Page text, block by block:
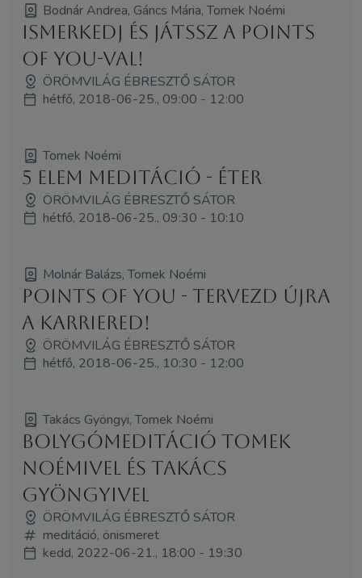
Bodnár Andrea, Gáncs Mária, Tomek Noémi
Ismerkedj és játssz a Points
of You-val!
ÖRÖMVILÁG ÉBRESZTŐ SÁTOR
hétfő, 2018-06-25., 09:00 - 12:00
Tomek Noémi
5 elem meditáció - Éter
ÖRÖMVILÁG ÉBRESZTŐ SÁTOR
hétfő, 2018-06-25., 09:30 - 10:10
Molnár Balázs, Tomek Noémi
Points of You - Tervezd újra
a karriered!
ÖRÖMVILÁG ÉBRESZTŐ SÁTOR
hétfő, 2018-06-25., 10:30 - 12:00
Takács Gyöngyi, Tomek Noémi
Bolygómeditáció Tomek
Noémivel és Takács
Gyöngyivel
ÖRÖMVILÁG ÉBRESZTŐ SÁTOR
meditáció, önismeret
kedd, 2022-06-21., 18:00 - 19:30